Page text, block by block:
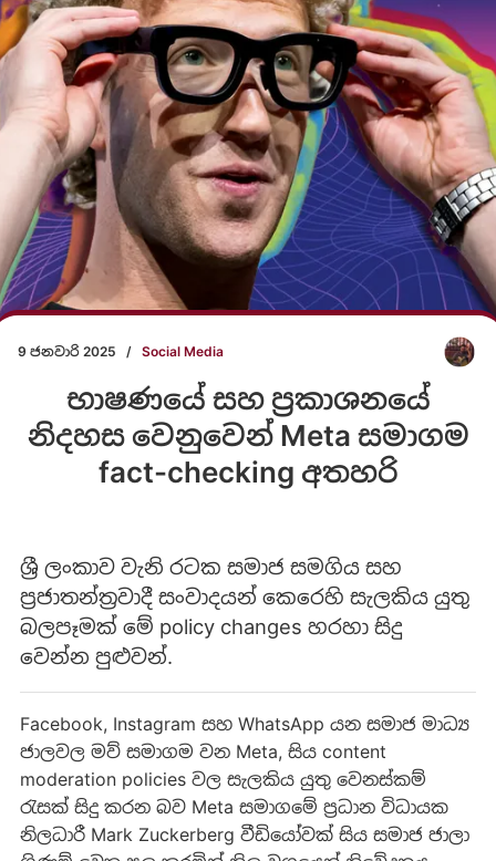
9 ජනවාරි 2025 / Social Media
භාෂණයේ සහ ප්‍රකාශනයේ
නිදහස වෙනුවෙන් Meta සමාගම
fact-checking අතහරි
ශ්‍රී ලංකාව වැනි රටක සමාජ සමගිය සහ
ප්‍රජාතන්ත්‍රවාදී සංවාදයන් කෙරෙහි සැලකිය යුතු
බලපෑමක් මේ policy changes හරහා සිදු
වෙන්න පුළුවන්.
Facebook, Instagram සහ WhatsApp යන සමාජ මාධ්‍ය
ජාලවල මව් සමාගම වන Meta, සිය content
moderation policies වල සැලකිය යුතු වෙනස්කම්
රැසක් සිදු කරන බව Meta සමාගමේ ප්‍රධාන විධායක
නිලධාරී Mark Zuckerberg වීඩියෝවක් සිය සමාජ ජාලා